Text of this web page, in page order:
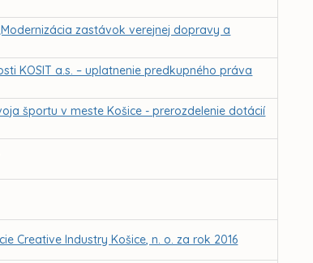
zastávok verejnej dopravy a
KOSIT a.s. – uplatnenie predkupného práva
športu v meste Košice - prerozdelenie dotácií
Creative Industry Košice, n. o. za rok 2016